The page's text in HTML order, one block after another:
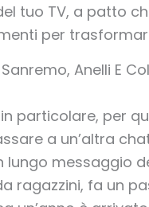
tuo TV, a patto
per
Anelli E
particolare, per
a un’altra
messaggio
fa un